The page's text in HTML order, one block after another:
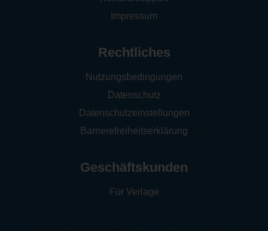
Impressum
Rechtliches
Nutzungsbedingungen
Datenschutz
Datenschutzeinstellungen
Barrierefreiheitserklärung
Geschäftskunden
Für Verlage